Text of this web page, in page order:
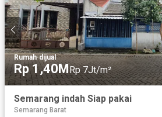
Rumah·dijual
Rp 1,40MRp 7Jt/m²
Semarang indah Siap pakai
Semarang Barat